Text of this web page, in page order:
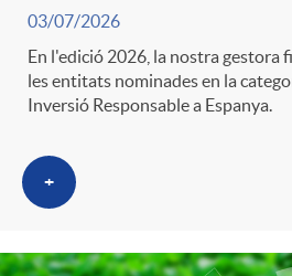
e
g
o
r
03/07/2026
En l'edició 2026, la nostra gestora
les entitats nominades en la
Inversió Responsable a Espanya.
+